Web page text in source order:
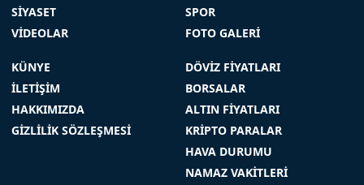
SİYASET
VİDEOLAR
SPOR
FOTO GALERİ
KÜNYE
İLETİŞİM
HAKKIMIZDA
GİZLİLİK SÖZLEŞMESİ
DÖVİZ FİYATLARI
BORSALAR
ALTIN FİYATLARI
KRİPTO PARALAR
HAVA DURUMU
NAMAZ VAKİTLERİ